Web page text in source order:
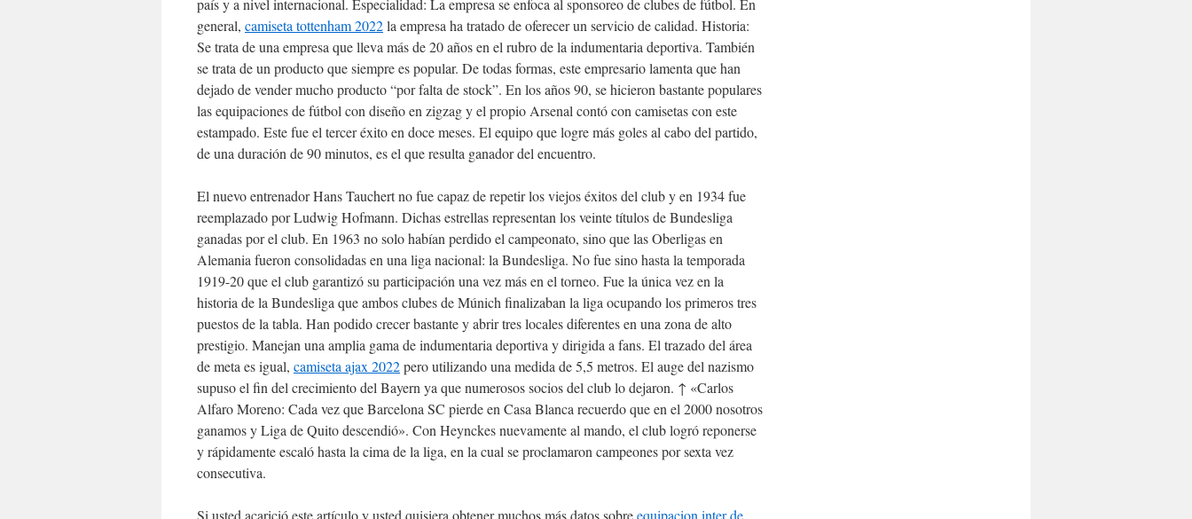
país y a nivel internacional. Especialidad: La empresa se enfoca al sponsoreo de clubes de fútbol. En
general, camiseta tottenham 2022la empresa ha tratado de oferecer un servicio de calidad. Historia:
Se trata de una empresa que lleva más de 20 años en el rubro de la indumentaria deportiva. También
se trata de un producto que siempre es popular. De todas formas, este empresario lamenta que han
dejado de vender mucho producto “por falta de stock”. En los años 90, se hicieron bastante populares
las equipaciones de fútbol con diseño en zigzag y el propio Arsenal contó con camisetas con este
estampado. Este fue el tercer éxito en doce meses. El equipo que logre más goles al cabo del partido,
de una duración de 90 minutos, es el que resulta ganador del encuentro.
El nuevo entrenador Hans Tauchert no fue capaz de repetir los viejos éxitos del club y en 1934 fue
reemplazado por Ludwig Hofmann. Dichas estrellas representan los veinte títulos de Bundesliga
ganadas por el club. En 1963 no solo habían perdido el campeonato, sino que las Oberligas en
Alemania fueron consolidadas en una liga nacional: la Bundesliga. No fue sino hasta la temporada
1919-20 que el club garantizó su participación una vez más en el torneo. Fue la única vez en la
historia de la Bundesliga que ambos clubes de Múnich finalizaban la liga ocupando los primeros tres
puestos de la tabla. Han podido crecer bastante y abrir tres locales diferentes en una zona de alto
prestigio. Manejan una amplia gama de indumentaria deportiva y dirigida a fans. El trazado del área
de meta es igual, camiseta ajax 2022pero utilizando una medida de 5,5 metros. El auge del nazismo
supuso el fin del crecimiento del Bayern ya que numerosos socios del club lo dejaron. ↑ «Carlos
Alfaro Moreno: Cada vez que Barcelona SC pierde en Casa Blanca recuerdo que en el 2000 nosotros
ganamos y Liga de Quito descendió». Con Heynckes nuevamente al mando, el club logró reponerse
y rápidamente escaló hasta la cima de la liga, en la cual se proclamaron campeones por sexta vez
consecutiva.
Si usted acarició este artículo y usted quisiera obtener muchos más datos sobreequipacion inter de